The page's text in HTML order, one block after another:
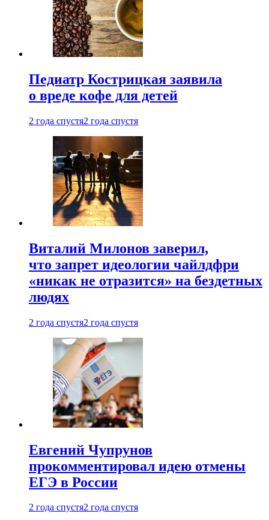
Педиатр Кострицкая заявила
о вреде кофе для детей
2 года спустя2 года спустя
Виталий Милонов заверил,
что запрет идеологии чайлдфри
«никак не отразится» на бездетных
людях
2 года спустя2 года спустя
Евгений Чупрунов
прокомментировал идею отмены
ЕГЭ в России
2 года спустя2 года спустя